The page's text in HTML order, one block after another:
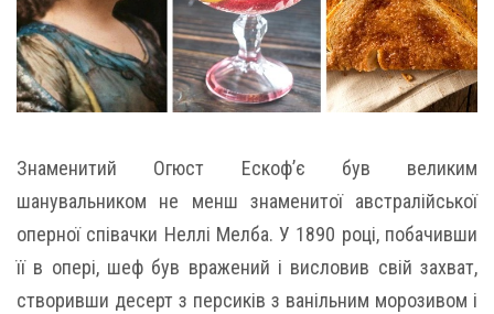
Знаменитий Огюст Ескоф’є був великим
шанувальником не менш знаменитої австралійської
оперної співачки Неллі Мелба. У 1890 році, побачивши
її в опері, шеф був вражений і висловив свій захват,
створивши десерт з персиків з ванільним морозивом і